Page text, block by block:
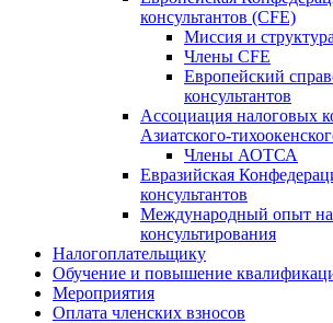
консультантов (CFE)
Миссия и
Члены CFE
Европейский
консультантов
Ассоциация налоговых
Азиатского-
Члены АОТСА
Евразийская
консультантов
Международный опыт
консультирования
Налогоплательщику
Обучение и повышение
Мероприятия
Оплата членских взносов